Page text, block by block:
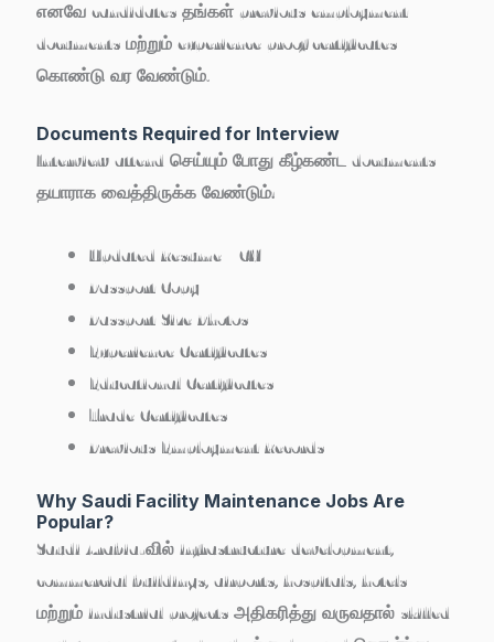
எனவே candidates தங்கள் previous employment
documents மற்றும் experience proof certificates
கொண்டு வர வேண்டும்.
Documents Required for Interview
Interview attend செய்யும் போது கீழ்கண்ட documents
தயாராக வைத்திருக்க வேண்டும்:
Updated Resume / CV
Passport Copy
Passport Size Photos
Experience Certificates
Educational Certificates
Trade Certificates
Previous Employment Records
Why Saudi Facility Maintenance Jobs Are
Popular?
Saudi Arabia-வில் infrastructure development,
commercial buildings, airports, hospitals, hotels
மற்றும் industrial projects அதிகரித்து வருவதால் skilled